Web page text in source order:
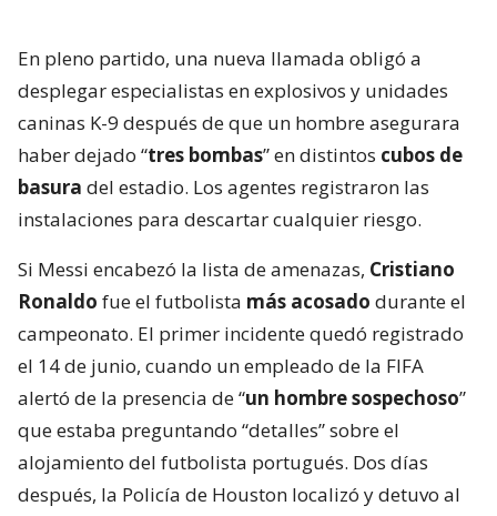
En pleno partido, una nueva llamada obligó a
desplegar especialistas en explosivos y unidades
caninas K-9 después de que un hombre asegurara
haber dejado “tres bombas” en distintos cubos de
basura del estadio. Los agentes registraron las
instalaciones para descartar cualquier riesgo.
Si Messi encabezó la lista de amenazas, Cristiano
Ronaldo fue el futbolista más acosado durante el
campeonato. El primer incidente quedó registrado
el 14 de junio, cuando un empleado de la FIFA
alertó de la presencia de “un hombre sospechoso”
que estaba preguntando “detalles” sobre el
alojamiento del futbolista portugués. Dos días
después, la Policía de Houston localizó y detuvo al